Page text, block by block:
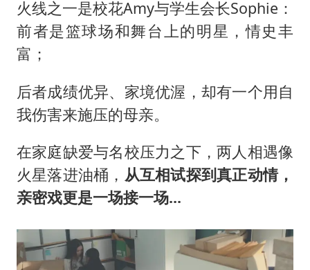
火线之一是校花Amy与学生会长Sophie：
前者是篮球场和舞台上的明星，情史丰
富；
后者成绩优异、家境优渥，却有一个用自
我伤害来施压的母亲。
在家庭缺爱与名校压力之下，两人相遇像
火星落进油桶， 从互相试探到真正动情，
亲密戏更是一场接一场...